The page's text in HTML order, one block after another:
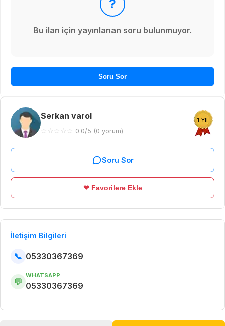
?
Bu ilan için yayınlanan soru bulunmuyor.
Soru Sor
Serkan varol
☆ ☆ ☆ ☆ ☆ 0.0/5 (0 yorum)
1 YIL
Soru Sor
❤ Favorilere Ekle
İletişim Bilgileri
📞 05330367369
💬
WHATSAPP
05330367369